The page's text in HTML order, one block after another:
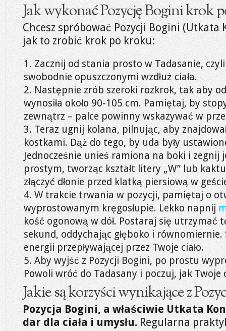
Jak wykonać Pozycję Bogini krok
Chcesz spróbować Pozycji Bogini (Utkata
jak to zrobić krok po kroku:
Zacznij od stania prosto w Tadasanie,
swobodnie opuszczonymi wzdłuż ciała.
Następnie zrób szeroki rozkrok, tak aby
wynosiła około 90-105 cm. Pamiętaj, by
zewnątrz – palce powinny wskazywać w
Teraz ugnij kolana, pilnując, aby
kostkami. Dąż do tego, by uda były
Jednocześnie unieś ramiona na boki i zegnij
prostym, tworząc kształt litery „W” lub
złączyć dłonie przed klatką piersiową w
W trakcie trwania w pozycji, pamiętaj o
wyprostowanym kręgosłupie. Lekko napnij
kość ogonową w dół. Postaraj się utrzymać
sekund, oddychając głęboko i
energii przepływającej przez Twoje ciało.
Aby wyjść z Pozycji Bogini, po prostu
Powoli wróć do Tadasany i poczuj, jak Twoje
Jakie są korzyści wynikające z
Pozycja Bogini, a właściwie Utkata
dar dla ciała i umysłu. Regularna